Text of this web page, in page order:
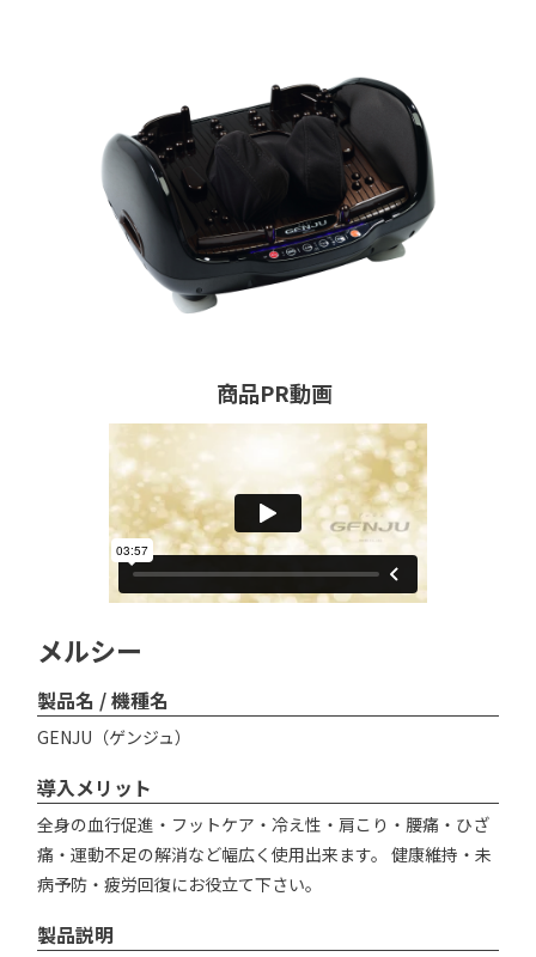
商品PR動画
メルシー
製品名 / 機種名
GENJU（ゲンジュ）
導入メリット
全身の血行促進・フットケア・冷え性・肩こり・腰痛・ひざ
痛・運動不足の解消など幅広く使用出来ます。 健康維持・未
病予防・疲労回復にお役立て下さい。
製品説明